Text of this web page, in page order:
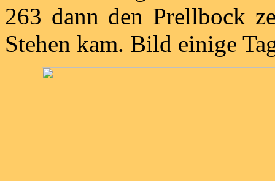
263 dann den Prellbock
Stehen kam. Bild einige